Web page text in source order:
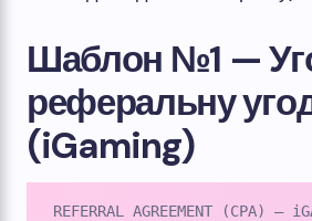
Шаблон №1 —
реферальну
(iGaming)
REFERRAL AGREEMENT (CPA) –